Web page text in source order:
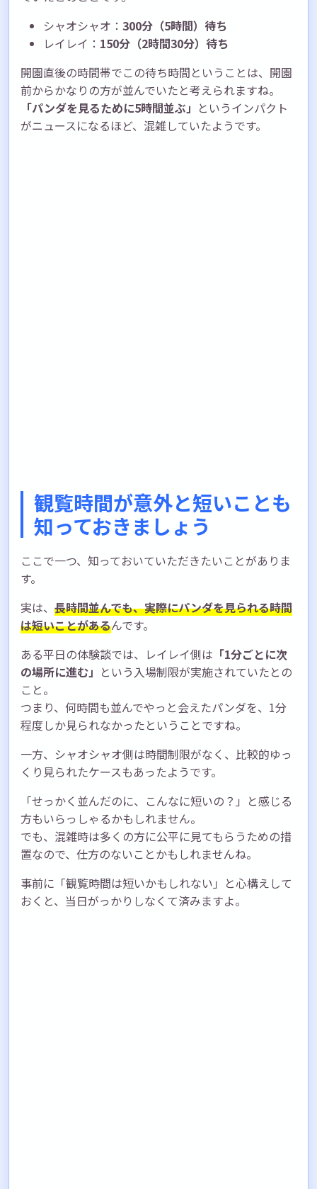
シャオシャオ： 300分（5時間）待ち
レイレイ： 150分（2時間30分）待ち
開園直後の時間帯でこの待ち時間ということは、開園
前からかなりの方が並んでいたと考えられますね。
「パンダを見るために5時間並ぶ」 というインパクト
がニュースになるほど、混雑していたようです。
観覧時間が意外と短いことも
知っておきましょう
ここで一つ、知っておいていただきたいことがありま
す。
実は、 長時間並んでも、実際にパンダを見られる時間
は短いことがあるんです。
ある平日の体験談では、レイレイ側は 「1分ごとに次
の場所に進む」 という入場制限が実施されていたとの
こと。
つまり、何時間も並んでやっと会えたパンダを、1分
程度しか見られなかったということですね。
一方、シャオシャオ側は時間制限がなく、比較的ゆっ
くり見られたケースもあったようです。
「せっかく並んだのに、こんなに短いの？」と感じる
方もいらっしゃるかもしれません。
でも、混雑時は多くの方に公平に見てもらうための措
置なので、仕方のないことかもしれませんね。
事前に「観覧時間は短いかもしれない」と心構えして
おくと、当日がっかりしなくて済みますよ。